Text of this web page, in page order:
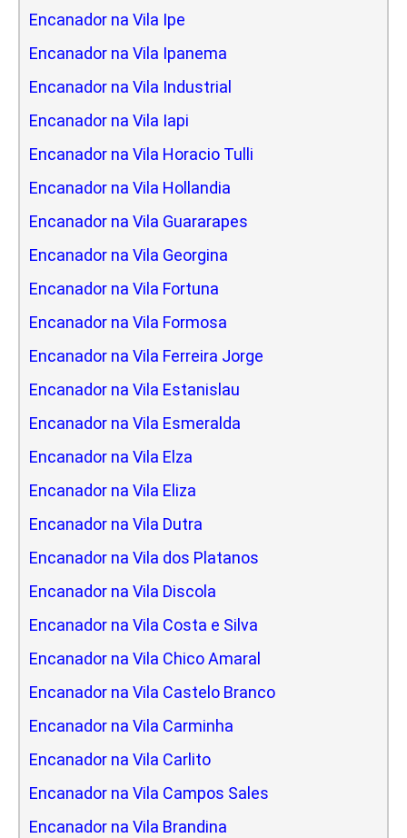
Encanador na Vila Ipe
Encanador na Vila Ipanema
Encanador na Vila Industrial
Encanador na Vila Iapi
Encanador na Vila Horacio Tulli
Encanador na Vila Hollandia
Encanador na Vila Guararapes
Encanador na Vila Georgina
Encanador na Vila Fortuna
Encanador na Vila Formosa
Encanador na Vila Ferreira Jorge
Encanador na Vila Estanislau
Encanador na Vila Esmeralda
Encanador na Vila Elza
Encanador na Vila Eliza
Encanador na Vila Dutra
Encanador na Vila dos Platanos
Encanador na Vila Discola
Encanador na Vila Costa e Silva
Encanador na Vila Chico Amaral
Encanador na Vila Castelo Branco
Encanador na Vila Carminha
Encanador na Vila Carlito
Encanador na Vila Campos Sales
Encanador na Vila Brandina